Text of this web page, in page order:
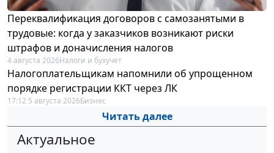
Переквалификация договоров с самозанятыми в
трудовые: когда у заказчиков возникают риски
штрафов и доначисления налогов
4 августа 2026Налоги и бухучет
Налогоплательщикам напомнили об упрощенном
порядке регистрации ККТ через ЛК
17:12 5 августа 2026Бизнес
Читать далее
Актуальное